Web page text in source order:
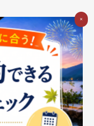
シビリティの取り組み
タル
Cookieポリシー
ティ基本方針
×